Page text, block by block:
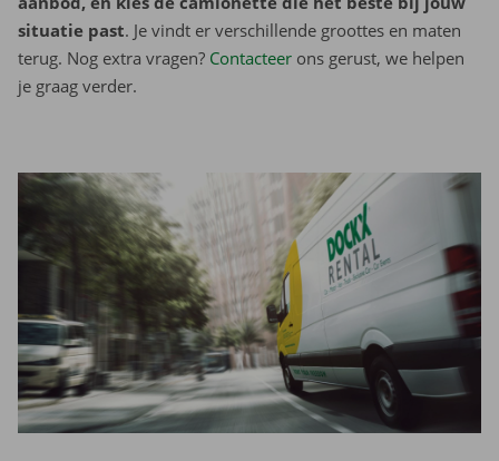
situatie past. Je vindt er verschillende groottes en maten
terug. Nog extra vragen? Contacteer ons gerust, we helpen
je graag verder.